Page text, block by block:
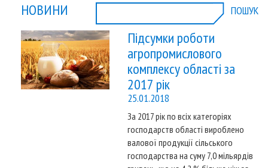
НОВИНИ ПОШУК
Підсумки роботи
агропромислового
комплексу області за
2017 рік
25.01.2018
За 2017 рік по всіх категоріях
господарств області вироблено
валової продукції сільського
господарства на суму 7,0 мільярдів